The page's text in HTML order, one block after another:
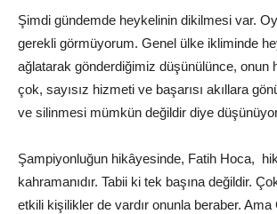
Şimdi gündemde heykelinin dikilmesi var.
gerekli görmüyorum. Genel ülke ikliminde
ağlatarak gönderdiğimiz düşünülünce, onun
çok, sayısız hizmeti ve başarısı akıllara
ve silinmesi mümkün değildir diye
Şampiyonluğun hikâyesinde, Fatih Hoca,
kahramanıdır. Tabii ki tek başına değildir.
etkili kişilikler de vardır onunla beraber.